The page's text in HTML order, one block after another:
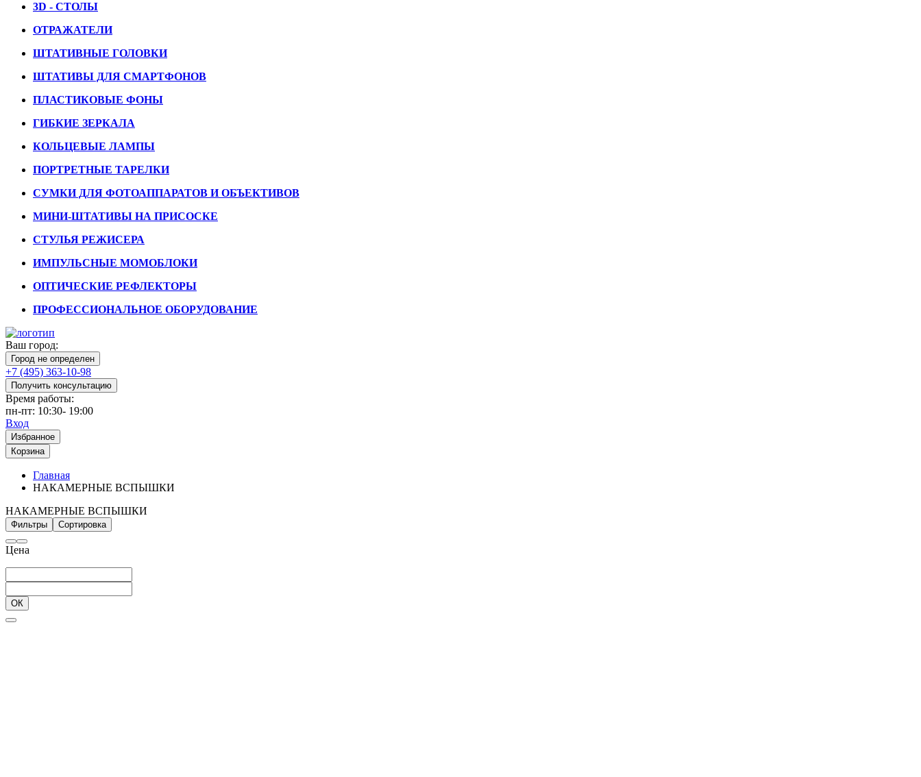
3D - СТОЛЫ
ОТРАЖАТЕЛИ
ШТАТИВНЫЕ ГОЛОВКИ
ШТАТИВЫ ДЛЯ СМАРТФОНОВ
ПЛАСТИКОВЫЕ ФОНЫ
ГИБКИЕ ЗЕРКАЛА
КОЛЬЦЕВЫЕ ЛАМПЫ
ПОРТРЕТНЫЕ ТАРЕЛКИ
СУМКИ ДЛЯ ФОТОАППАРАТОВ И ОБЪЕКТИВОВ
МИНИ-ШТАТИВЫ НА ПРИСОСКЕ
СТУЛЬЯ РЕЖИСЕРА
ИМПУЛЬСНЫЕ МОМОБЛОКИ
ОПТИЧЕСКИЕ РЕФЛЕКТОРЫ
ПРОФЕССИОНАЛЬНОЕ ОБОРУДОВАНИЕ
Ваш город:
Город не определен
+7 (495) 363-10-98
Получить консультацию
Время работы:
пн-пт: 10:30- 19:00
Вход
Избранное
Корзина
Главная
НАКАМЕРНЫЕ ВСПЫШКИ
НАКАМЕРНЫЕ ВСПЫШКИ
Фильтры Сортировка
Цена
ОК